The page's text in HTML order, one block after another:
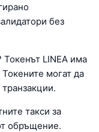
без
Токенът LINEA има
могат да
такси за
обръщение.